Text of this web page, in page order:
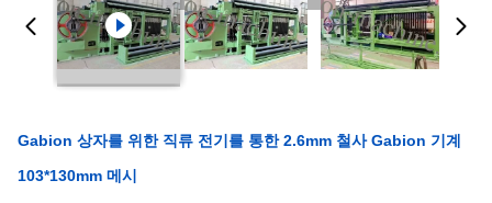
Gabion 상자를 위한 직류 전기를 통한 2.6mm 철사 Gabion 기계
103*130mm 메시